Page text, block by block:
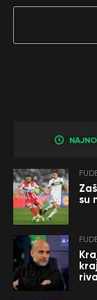
su
rival